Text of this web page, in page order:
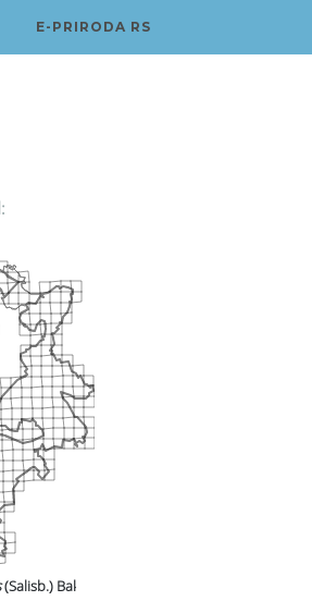
E-PRIRODA RS
(Salisb.) Baker